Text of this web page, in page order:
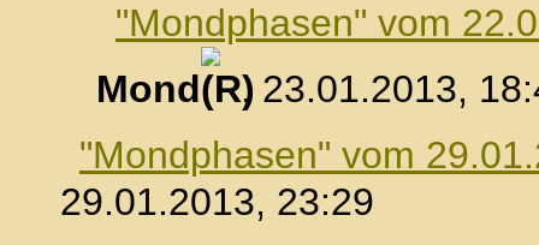
"Mondphasen" vom
Mond
, 23.01.2013,
"Mondphasen" vom
29.01.2013, 23:29